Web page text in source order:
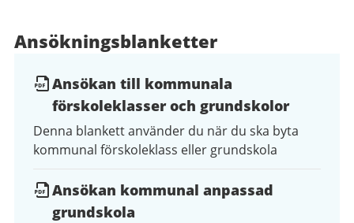
Ansökningsblanketter
Ansökan till kommunala
förskoleklasser och grundskolor
Denna blankett använder du när du ska byta
kommunal förskoleklass eller grundskola
Ansökan kommunal anpassad
grundskola